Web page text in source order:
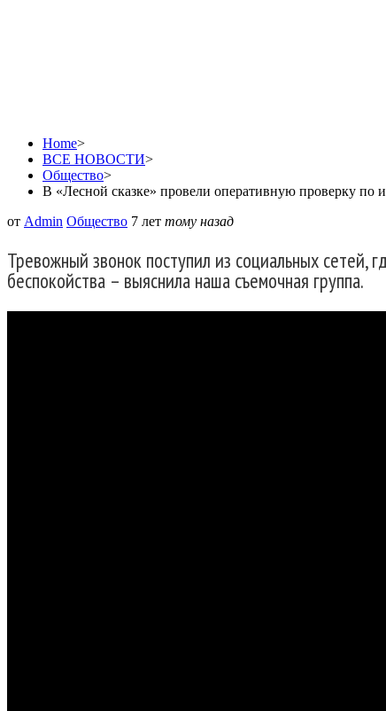
Home>
ВСЕ НОВОСТИ>
Общество>
В «Лесной сказке» провели оперативную проверку по
от Admin Общество 7 лет тому назад
Тревожный звонок поступил из социальных
беспокойства – выяснила наша съемочная группа.